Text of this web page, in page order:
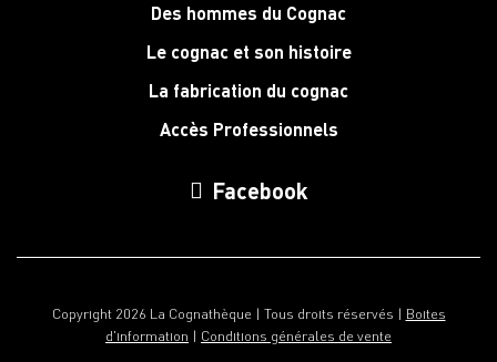
Des hommes du Cognac
Le cognac et son histoire
La fabrication du cognac
Accès Professionnels
Facebook
Copyright 2026 La Cognathèque | Tous droits réservés | Boites
d'information | Conditions générales de vente